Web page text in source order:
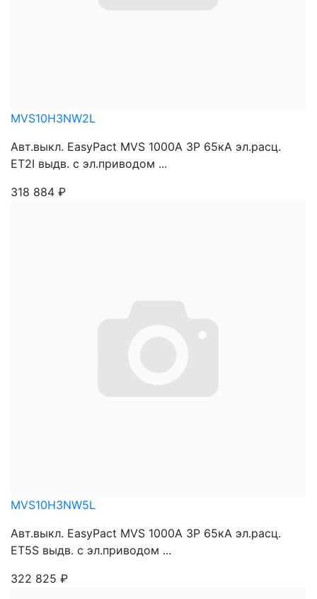
MVS10H3NW2L
Авт.выкл. EasyPact MVS 1000A 3P 65кА эл.расц.
ET2I выдв. с эл.приводом ...
318 884 ₽
MVS10H3NW5L
Авт.выкл. EasyPact MVS 1000A 3P 65кА эл.расц.
ET5S выдв. с эл.приводом ...
322 825 ₽